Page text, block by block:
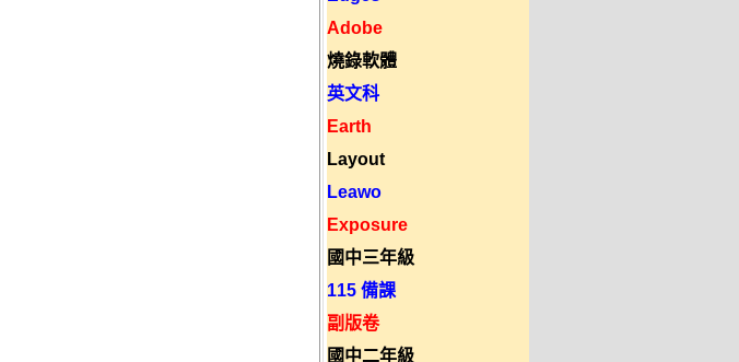
Adobe
燒錄軟體
英文科
Earth
Layout
Leawo
Exposure
國中三年級
115 備課
副版卷
國中二年級